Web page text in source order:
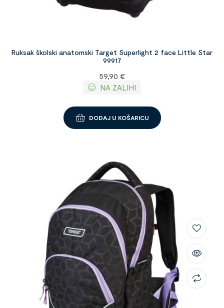
Ruksak školski anatomski Target Superlight 2 face Little Star
99917
59,90 €
NA ZALIHI
DODAJ U KOŠARICU